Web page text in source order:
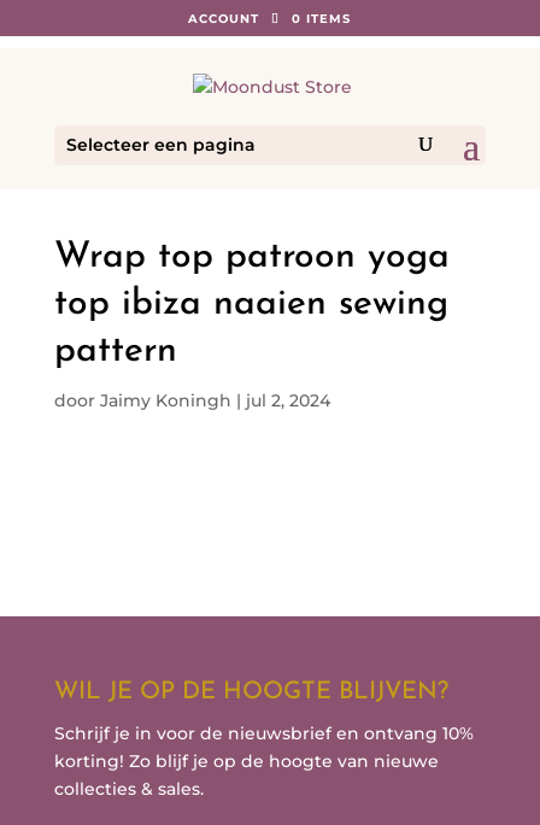
ACCOUNT 0 ITEMS
Selecteer een pagina
Wrap top patroon yoga
top ibiza naaien sewing
pattern
door Jaimy Koningh | jul 2, 2024
WIL JE OP DE HOOGTE BLIJVEN?
Schrijf je in voor de nieuwsbrief en ontvang 10%
korting! Zo blijf je op de hoogte van nieuwe
collecties & sales.